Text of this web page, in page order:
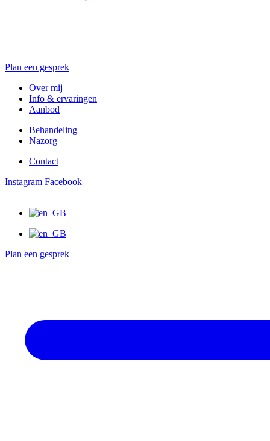
Plan een gesprek
Over mij
Info & ervaringen
Aanbod
Behandeling
Nazorg
Contact
Instagram Facebook
Plan een gesprek